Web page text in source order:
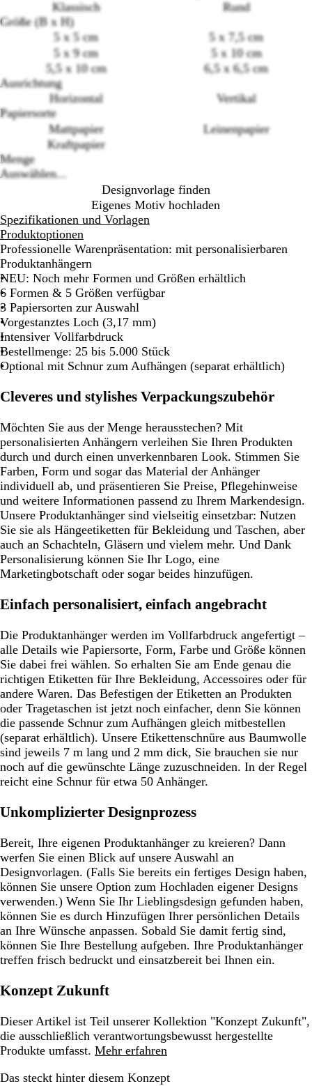
Klassisch
Rund
Größe (B x H)
5 x 5 cm
5 x 7,5 cm
5 x 9 cm
5 x 10 cm
5,5 x 10 cm
6,5 x 6,5 cm
Ausrichtung
Horizontal
Vertikal
Papiersorte
Mattpapier
Leinenpapier
Kraftpapier
Menge
Auswählen...
Designvorlage finden
Eigenes Motiv hochladen
Spezifikationen und Vorlagen
Produktoptionen
Professionelle Warenpräsentation: mit personalisierbaren
Produktanhängern
NEU: Noch mehr Formen und Größen erhältlich
6 Formen & 5 Größen verfügbar
3 Papiersorten zur Auswahl
Vorgestanztes Loch (3,17 mm)
Intensiver Vollfarbdruck
Bestellmenge: 25 bis 5.000 Stück
Optional mit Schnur zum Aufhängen (separat erhältlich)
Cleveres und stylishes Verpackungszubehör
Möchten Sie aus der Menge herausstechen? Mit
personalisierten Anhängern verleihen Sie Ihren Produkten
durch und durch einen unverkennbaren Look. Stimmen Sie
Farben, Form und sogar das Material der Anhänger
individuell ab, und präsentieren Sie Preise, Pflegehinweise
und weitere Informationen passend zu Ihrem Markendesign.
Unsere Produktanhänger sind vielseitig einsetzbar: Nutzen
Sie sie als Hängeetiketten für Bekleidung und Taschen, aber
auch an Schachteln, Gläsern und vielem mehr. Und Dank
Personalisierung können Sie Ihr Logo, eine
Marketingbotschaft oder sogar beides hinzufügen.
Einfach personalisiert, einfach angebracht
Die Produktanhänger werden im Vollfarbdruck angefertigt –
alle Details wie Papiersorte, Form, Farbe und Größe können
Sie dabei frei wählen. So erhalten Sie am Ende genau die
richtigen Etiketten für Ihre Bekleidung, Accessoires oder für
andere Waren. Das Befestigen der Etiketten an Produkten
oder Tragetaschen ist jetzt noch einfacher, denn Sie können
die passende Schnur zum Aufhängen gleich mitbestellen
(separat erhältlich). Unsere Etikettenschnüre aus Baumwolle
sind jeweils 7 m lang und 2 mm dick, Sie brauchen sie nur
noch auf die gewünschte Länge zuzuschneiden. In der Regel
reicht eine Schnur für etwa 50 Anhänger.
Unkomplizierter Designprozess
Bereit, Ihre eigenen Produktanhänger zu kreieren? Dann
werfen Sie einen Blick auf unsere Auswahl an
Designvorlagen. (Falls Sie bereits ein fertiges Design haben,
können Sie unsere Option zum Hochladen eigener Designs
verwenden.) Wenn Sie Ihr Lieblingsdesign gefunden haben,
können Sie es durch Hinzufügen Ihrer persönlichen Details
an Ihre Wünsche anpassen. Sobald Sie damit fertig sind,
können Sie Ihre Bestellung aufgeben. Ihre Produktanhänger
treffen frisch bedruckt und einsatzbereit bei Ihnen ein.
Konzept Zukunft
Dieser Artikel ist Teil unserer Kollektion "Konzept Zukunft",
die ausschließlich verantwortungsbewusst hergestellte
Produkte umfasst. Mehr erfahren
Das steckt hinter diesem Konzept